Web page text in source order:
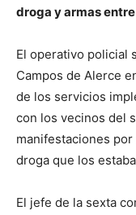
droga y armas
El operativo policial
Campos de Alerce
de los servicios
con los vecinos del
manifestaciones
droga que los
El jefe de la sexta